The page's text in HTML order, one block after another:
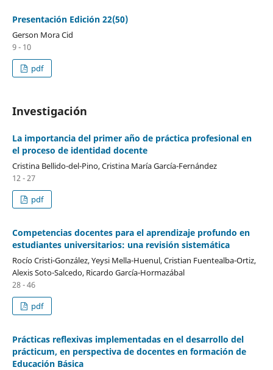
Presentación Edición 22(50)
Gerson Mora Cid
9 - 10
pdf
Investigación
La importancia del primer año de práctica profesional en
el proceso de identidad docente
Cristina Bellido-del-Pino, Cristina María García-Fernández
12 - 27
pdf
Competencias docentes para el aprendizaje profundo en
estudiantes universitarios: una revisión sistemática
Rocío Cristi-González, Yeysi Mella-Huenul, Cristian Fuentealba-Ortiz,
Alexis Soto-Salcedo, Ricardo García-Hormazábal
28 - 46
pdf
Prácticas reflexivas implementadas en el desarrollo del
prácticum, en perspectiva de docentes en formación de
Educación Básica